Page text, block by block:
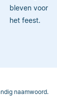
bleven voor
het feest.
naamwoord.